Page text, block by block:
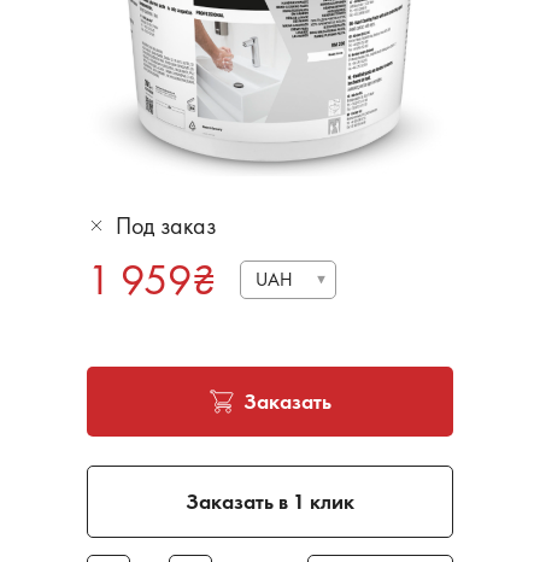
Под заказ
1 959₴ UAH
Заказать
Заказать в 1 клик